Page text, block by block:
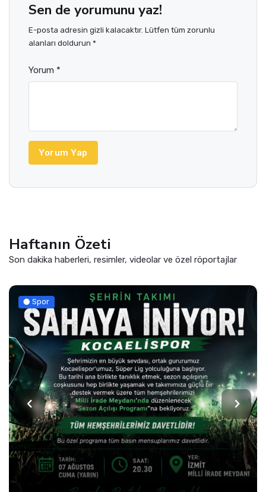
Sen de yorumunu yaz!
E-posta adresin gizli kalacaktır. Lütfen tüm zorunlu
alanları doldurun *
Yorum *
Yorum Yap
Haftanın Özeti
Son dakika haberleri, resimler, videolar ve özel röportajlar
Spor